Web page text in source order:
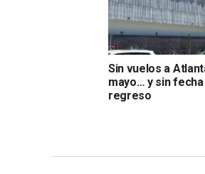
Sin vuelos a
mayo… y sin
regreso